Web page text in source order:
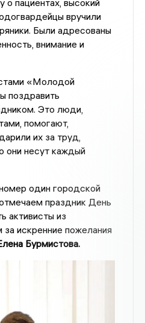
о пациентах, высокий
вручили
Были адресованы
внимание и
«Молодой
поздравить
Это люди,
помогают,
их за труд,
они несут каждый
один городской
праздник День
активисты из
искренние пожелания
Бурмистова.